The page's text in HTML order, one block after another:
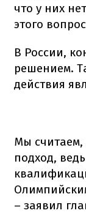
что у них
этого
В России,
решением.
действия
Мы
подход,
– заявил